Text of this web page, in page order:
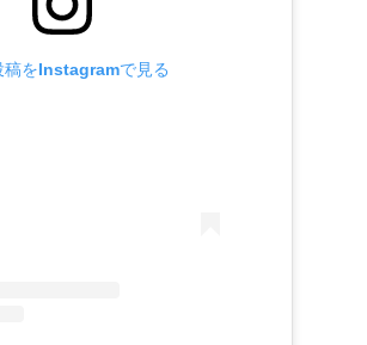
稿をInstagramで見る